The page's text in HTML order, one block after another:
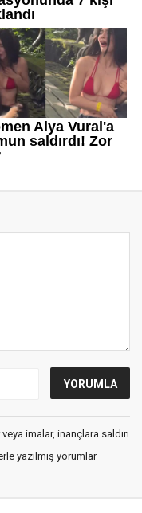
imalar, inançlara saldırı
yazılmış yorumlar